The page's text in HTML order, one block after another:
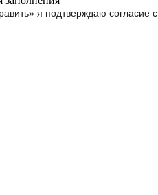
я подтверждаю согласие с